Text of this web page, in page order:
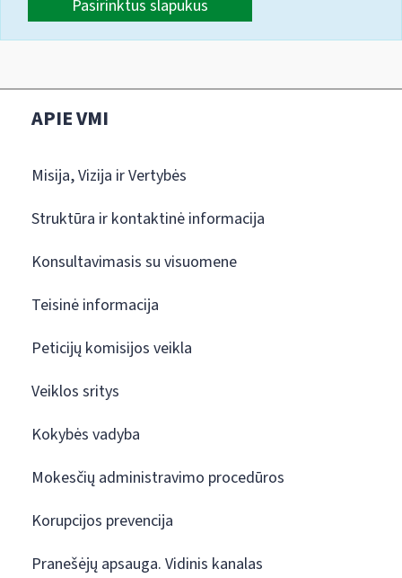
Pasirinktus slapukus
APIE VMI
Misija, Vizija ir Vertybės
Struktūra ir kontaktinė informacija
Konsultavimasis su visuomene
Teisinė informacija
Peticijų komisijos veikla
Veiklos sritys
Kokybės vadyba
Mokesčių administravimo procedūros
Korupcijos prevencija
Pranešėjų apsauga. Vidinis kanalas